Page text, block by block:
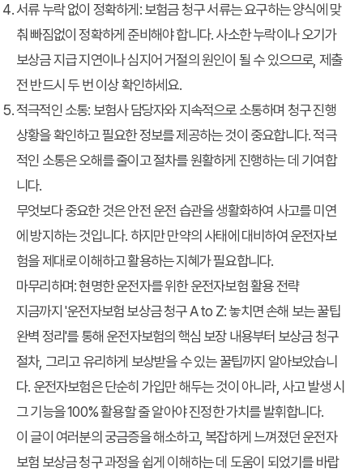
서류 누락 없이 정확하게:보험금 청구 서류는 요구하는 양식에 맞
춰 빠짐없이 정확하게 준비해야 합니다. 사소한 누락이나 오기가
보상금 지급 지연이나 심지어 거절의 원인이 될 수 있으므로, 제출
전 반드시 두 번 이상 확인하세요.
적극적인 소통: 보험사 담당자와 지속적으로 소통하며 청구 진행
상황을 확인하고 필요한 정보를 제공하는 것이 중요합니다. 적극
적인 소통은 오해를 줄이고 절차를 원활하게 진행하는 데 기여합
니다.
무엇보다 중요한 것은 안전 운전 습관을 생활화하여 사고를 미연
에 방지하는 것입니다. 하지만 만약의 사태에 대비하여 운전자보
험을 제대로 이해하고 활용하는 지혜가 필요합니다.
마무리하며: 현명한 운전자를 위한 운전자보험 활용 전략
지금까지 '운전자보험 보상금 청구 A to Z: 놓치면 손해 보는 꿀팁
완벽 정리'를 통해 운전자보험의 핵심 보장 내용부터 보상금 청구
절차, 그리고 유리하게 보상받을 수 있는 꿀팁까지 알아보았습니
다. 운전자보험은 단순히 가입만 해두는 것이 아니라, 사고 발생 시
그 기능을 100% 활용할 줄 알아야 진정한 가치를 발휘합니다.
이 글이 여러분의 궁금증을 해소하고, 복잡하게 느껴졌던 운전자
보험 보상금 청구 과정을 쉽게 이해하는 데 도움이 되었기를 바랍